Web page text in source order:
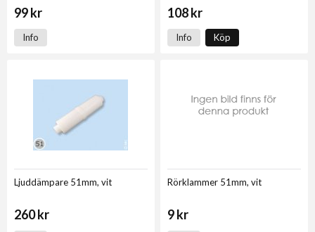
99 kr
Info
108 kr
Info Köp
Ljuddämpare 51mm, vit
260 kr
Rörklammer 51mm, vit
9 kr